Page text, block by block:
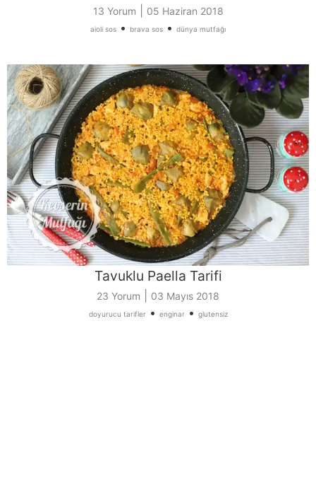
13 Yorum 05 Haziran 2018
aioli sos • brava sos • dünya mutfağı
Tavuklu Paella Tarifi
23 Yorum 03 Mayıs 2018
doyurucu tarifler• enginar• glutensiz